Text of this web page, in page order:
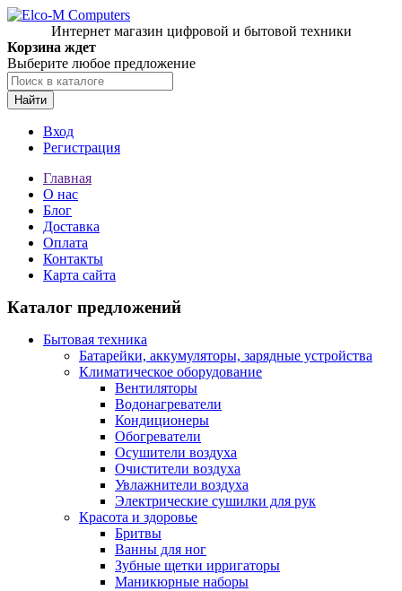
Интернет магазин цифровой и бытовой техники
Корзина ждет
Выберите любое предложение
Найти
Вход
Регистрация
Главная
О нас
Блог
Доставка
Оплата
Контакты
Карта сайта
Каталог предложений
Бытовая техника
Батарейки, аккумуляторы, зарядные устройства
Климатическое оборудование
Вентиляторы
Водонагреватели
Кондиционеры
Обогреватели
Осушители воздуха
Очистители воздуха
Увлажнители воздуха
Электрические сушилки для рук
Красота и здоровье
Бритвы
Ванны для ног
Зубные щетки ирригаторы
Маникюрные наборы